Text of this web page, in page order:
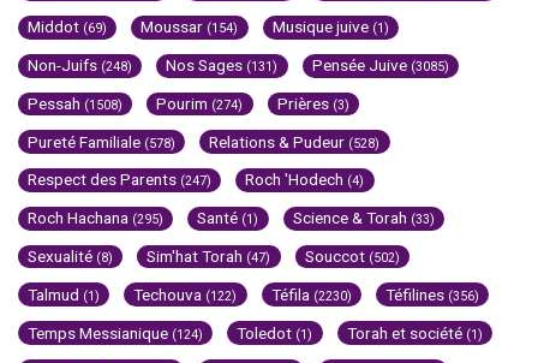
Middot (69) Moussar (154) Musique juive (1)
Non-Juifs (248) Nos Sages (131) Pensée Juive (3085)
Pessah (1508) Pourim (274) Prières (3)
Pureté Familiale (578) Relations & Pudeur (528)
Respect des Parents (247) Roch 'Hodech (4)
Roch Hachana (295) Santé (1) Science & Torah (33)
Sexualité (8) Sim'hat Torah (47) Souccot (502)
Talmud (1) Techouva (122) Téfila (2230) Téfilines (356)
Temps Messianique (124) Toledot (1) Torah et société (1)